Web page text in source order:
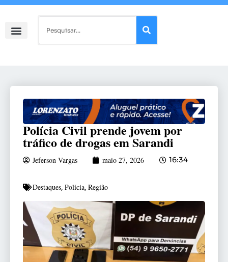
Polícia Civil prende jovem por
tráfico de drogas em Sarandi
Jeferson Vargas maio 27, 2026 16:34
Destaques, Polícia, Região